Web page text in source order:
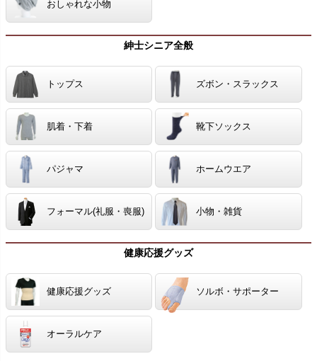
おしゃれな小物
紳士シニア全般
トップス ズボン・スラックス
肌着・下着 靴下ソックス
パジャマ ホームウエア
フォーマル(礼服・喪服) 小物・雑貨
健康応援グッズ
健康応援グッズ ソルボ・サポーター
オーラルケア